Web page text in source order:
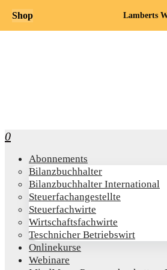
0
Abon­ne­ments
Bilanz­buch­hal­ter
Bilanz­buch­hal­ter International
Steu­er­fach­an­ge­stell­te
Steu­er­fach­wir­te
Wirt­schafts­fach­wir­te
Teschni­cher Betriebswirt
Online­kur­se
Web­i­na­re
Shop Lamberts